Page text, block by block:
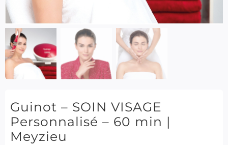
Guinot – SOIN VISAGE
Personnalisé – 60 min |
Meyzieu